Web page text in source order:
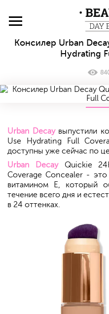
Консилер Urban
Hydrating
Urban Decayвыпустили
Use Hydrating Full
доступны уже сейчас по
Urban DecayQuickie
Coverage Concealer - это
витамином Е, который
течение всего дня и
в 24 оттенках.